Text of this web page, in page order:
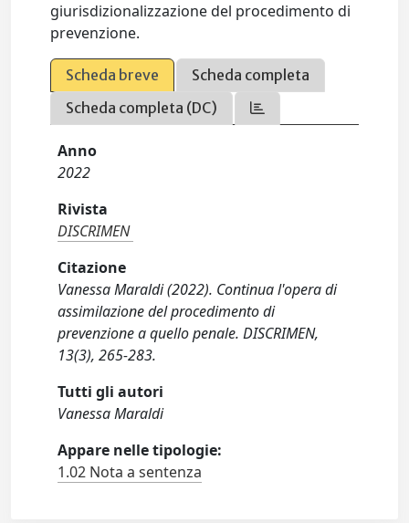
giurisdizionalizzazione del procedimento di
prevenzione.
Scheda breve
Scheda completa
Scheda completa (DC)
Anno
2022
Rivista
DISCRIMEN
Citazione
Vanessa Maraldi (2022). Continua l'opera di
assimilazione del procedimento di
prevenzione a quello penale. DISCRIMEN,
13(3), 265-283.
Tutti gli autori
Vanessa Maraldi
Appare nelle tipologie:
1.02 Nota a sentenza